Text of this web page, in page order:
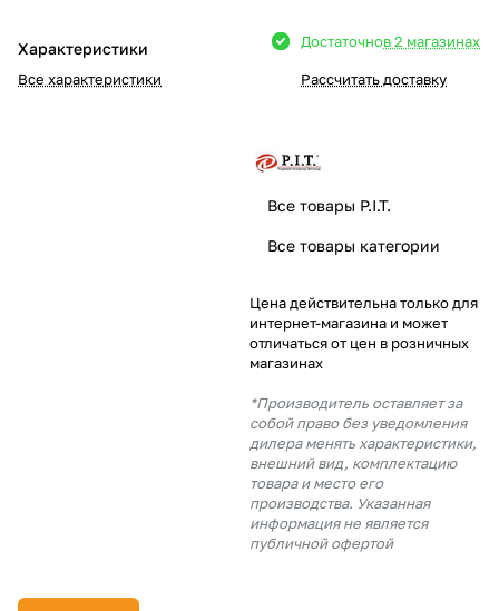
Характеристики
Все характеристики
Достаточнов 2 магазинах
Рассчитать доставку
Все товары P.I.T.
Все товары категории
Цена действительна только для
интернет-магазина и может
отличаться от цен в розничных
магазинах
*Производитель оставляет за
собой право без уведомления
дилера менять характеристики,
внешний вид, комплектацию
товара и место его
производства. Указанная
информация не является
публичной офертой
в корзину
% картой любого банка
% будут
с вашей карты